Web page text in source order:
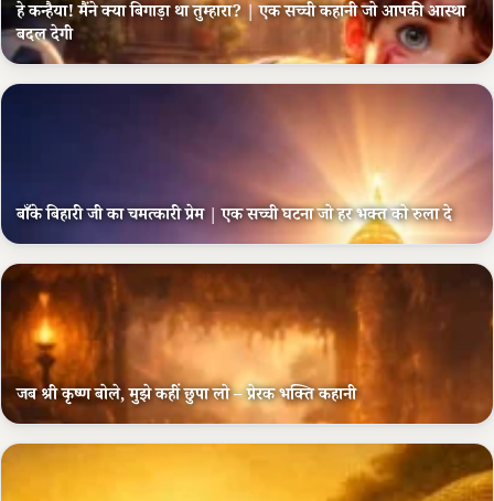
हे कन्हैया! मैंने क्या बिगाड़ा था तुम्हारा? | एक सच्ची कहानी जो आपकी आस्था
बदल देगी
बाँके बिहारी जी का चमत्कारी प्रेम | एक सच्ची घटना जो हर भक्त को रुला दे
जब श्री कृष्ण बोले, मुझे कहीं छुपा लो – प्रेरक भक्ति कहानी